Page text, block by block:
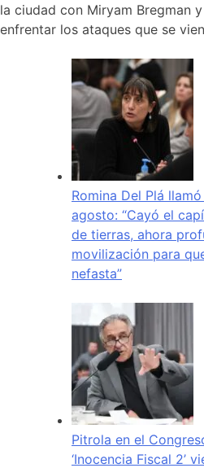
la ciudad con Miryam Bregman
enfrentar los ataques que se
Romina Del Plá
agosto: “Cayó el
de tierras, ahora
movilización para
nefasta”
Pitrola en el
‘Inocencia Fiscal 2’